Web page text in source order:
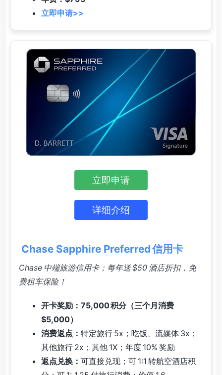
立即申请>>
立即申请
详细介绍
Chase Sapphire Preferred 信用卡
Chase 中端旅游信用卡；每年送 $50 酒店折扣，免
费租车保险！
开卡奖励：75,000 积分（三个月消费
$5,000）
消费返点： 特定旅行 5x；吃饭、流媒体 3x；
其他旅行 2x；其他 1X；年度 10% 奖励
返点兑换： 可直接兑现；可 1:1 转航空酒店积